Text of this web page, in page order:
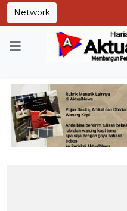
Network